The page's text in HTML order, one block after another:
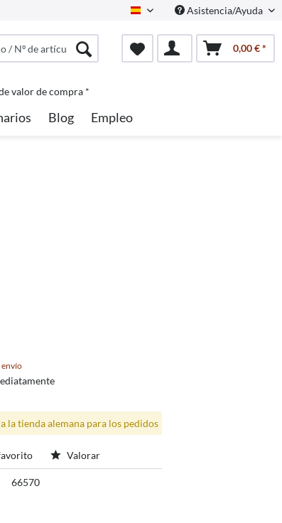
Spanisch Asistencia/Ayuda
0,00 € *
valor de compra *
Blog Empleo
envío
la tienda alemana para los pedidos
Valorar
66570